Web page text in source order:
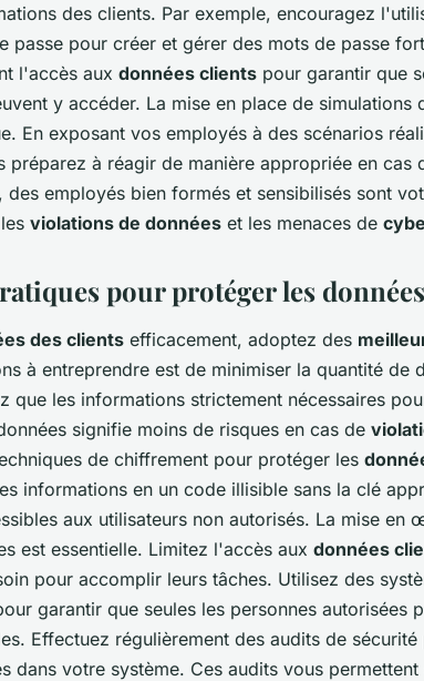
des clients. Par exemple, encouragez
passe pour créer et gérer des mots de passe
l'accès aux données clients pour garantir que
y accéder. La mise en place de simulations
En exposant vos employés à des scénarios
préparez à réagir de manière appropriée en cas
des employés bien formés et sensibilisés sont
violations de données et les menaces de
pour protéger les
des clients efficacement, adoptez des
à entreprendre est de minimiser la quantité de
que les informations strictement nécessaires
signifie moins de risques en cas de
de chiffrement pour protéger les
informations en un code illisible sans la clé
aux utilisateurs non autorisés. La mise en
est essentielle. Limitez l'accès aux données
pour accomplir leurs tâches. Utilisez des
garantir que seules les personnes autorisées
Effectuez régulièrement des audits de
dans votre système. Ces audits vous